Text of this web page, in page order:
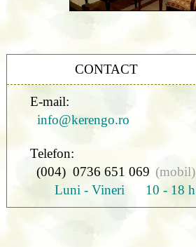
CONTACT
E-mail:
info@kerengo.ro
Telefon:
(004) 0736 651 069 (mobil)
Luni - Vineri 10 - 18 h